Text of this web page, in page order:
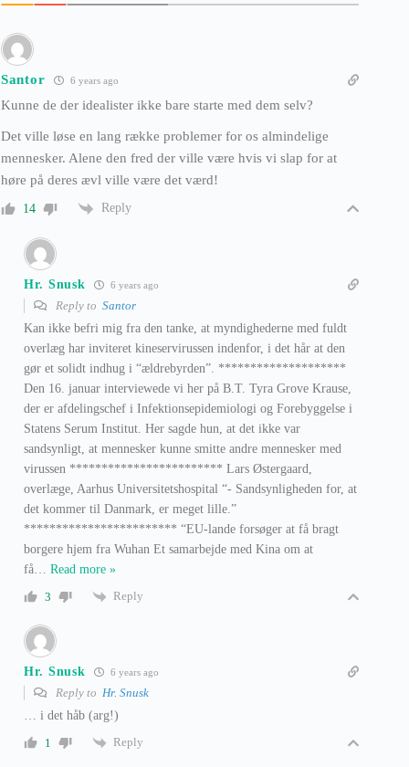
Santor 6 years ago
Kunne de der idealister ikke bare starte med dem selv?
Det ville løse en lang række problemer for os almindelige
mennesker. Alene den fred der ville være hvis vi slap for at
høre på deres ævl ville være det værd!
14 Reply
Hr. Snusk 6 years ago
Reply to Santor
Kan ikke befri mig fra den tanke, at myndighederne med fuldt
overlæg har inviteret kineservirussen indenfor, i det hår at den
gør et solidt indhug i “ældrebyrden”. ********************
Den 16. januar interviewede vi her på B.T. Tyra Grove Krause,
der er afdelingschef i Infektionsepidemiologi og Forebyggelse i
Statens Serum Institut. Her sagde hun, at det ikke var
sandsynligt, at mennesker kunne smitte andre mennesker med
virussen ************************ Lars Østergaard,
overlæge, Aarhus Universitetshospital “- Sandsynligheden for, at
det kommer til Danmark, er meget lille.”
************************ “EU-lande forsøger at få bragt
borgere hjem fra Wuhan Et samarbejde med Kina om at
få… Read more »
3
Reply
Hr. Snusk 6 years ago
Reply to Hr. Snusk
… i det håb (arg!)
1
Reply